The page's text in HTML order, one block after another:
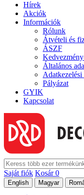
Hírek
Akciók
Információk
Rólunk
Átvételi és
ÁSZF
Általános
Pályázat
GYIK
Kapcsolat
Saját fiók Kosár 0